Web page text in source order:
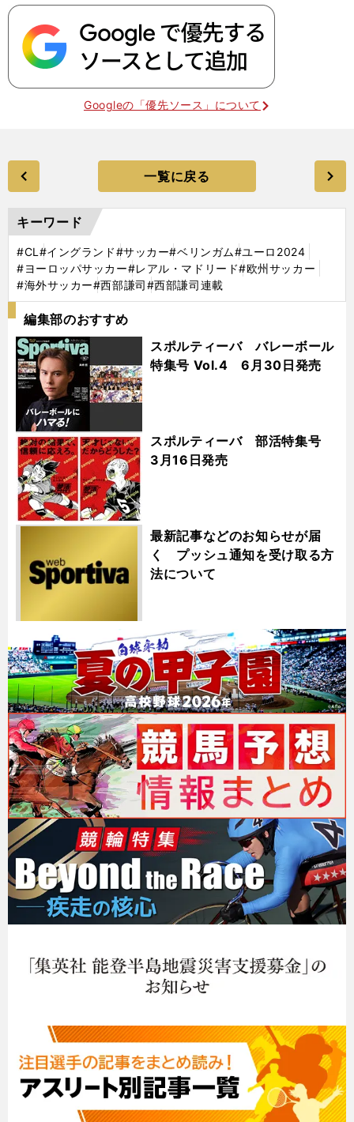
Googleの「優先ソース」について
一覧に戻る
キーワード
#CL #イングランド#サッカー#ベリンガム#ユーロ2024
#ヨーロッパサッカー#レアル・マドリード#欧州サッカー
#海外サッカー#西部謙司#西部謙司連載
編集部のおすすめ
スポルティーバ バレーボール
特集号 Vol.4 6月30日発売
スポルティーバ 部活特集号
3月16日発売
最新記事などのお知らせが届
く プッシュ通知を受け取る方
法について